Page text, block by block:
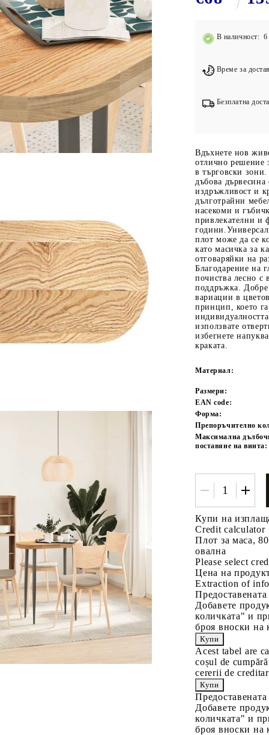
Подложки за фитнес уреди
Лостове за набиране
Силови кули
Йога и пилатес
В наличност: 6
Време за
Безплатна
Вдъхнете нов
отлично решение
в търговски
дъбова дървесина
издръжливост и
дълготрайни
насекоми и
привлекателни и
плот може да се
като масичка за
отговаряйки на
Благодарение на
почиства лесно с
поддръжка. Добре
вариации в
принцип, което
използвате
избегнете
краката.
Материал:
Размери:
EAN code:
Форма:
Препоръчително
Максимална
поставяне на винта:
Купи на
Credit calculator
Плот за маса,
овална
Please select
Цена на
Extraction of
Добавете
количката" и
броя вноски на
Acest tabel are
coșul de
cererii de
Добавете
количката" и
броя вноски на